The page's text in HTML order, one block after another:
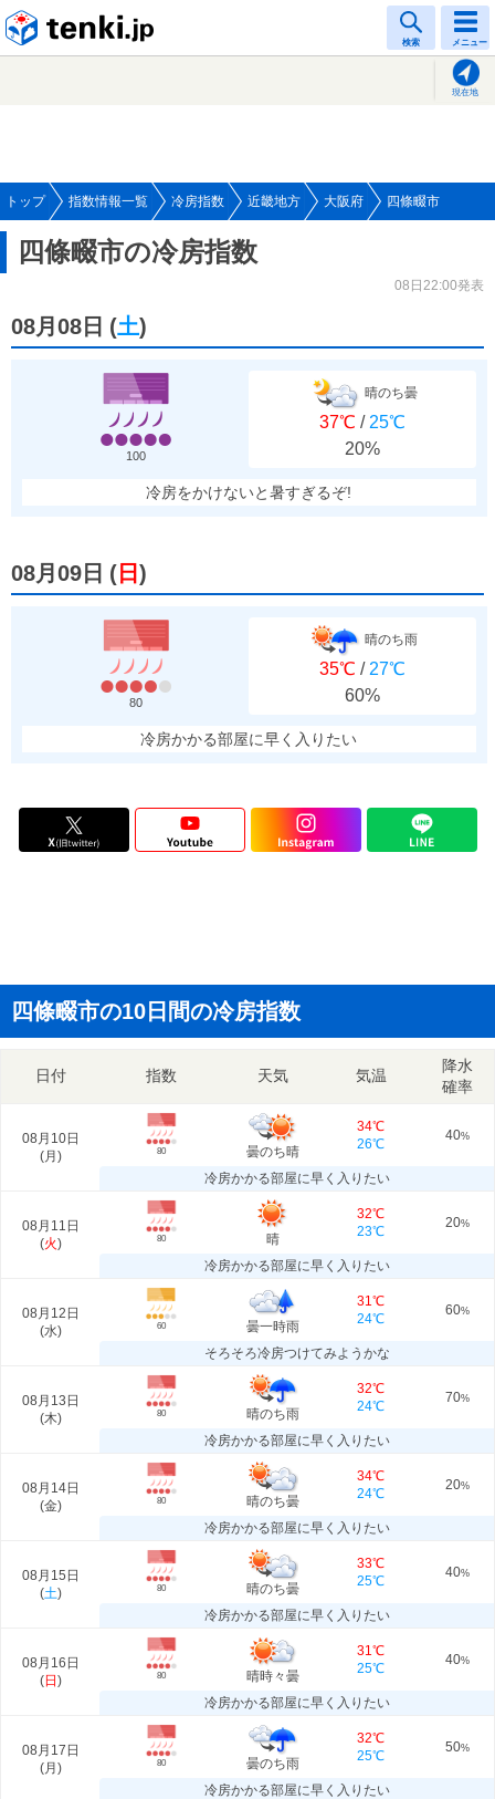
検索 メニュー
現在地
トップ 指数情報一覧 冷房指数 近畿地方 大阪府 四條畷市
四條畷市の冷房指数
08日22:00発表
08月08日 (土)
100
晴のち曇
37℃ / 25℃
20%
冷房をかけないと暑すぎるぞ!
08月09日 ( 日 )
80
晴のち雨
35℃ / 27℃
60%
冷房かかる部屋に早く入りたい
四條畷市の10日間の冷房指数
日付 指数 天気 気温
降水
確率
08月10日
(月 ) 80 曇のち晴
34℃
26℃
40%
冷房かかる部屋に早く入りたい
08月11日
(火) 80 晴
32℃
23℃
20%
冷房かかる部屋に早く入りたい
08月12日
(水) 60 曇一時雨
31℃
24℃
60%
そろそろ冷房つけてみようかな
08月13日
(木) 80 晴のち雨
32℃
24℃
70%
冷房かかる部屋に早く入りたい
08月14日
(金) 80 晴のち曇
34℃
24℃
20%
冷房かかる部屋に早く入りたい
08月15日
(土) 80 晴のち曇
33℃
25℃
40%
冷房かかる部屋に早く入りたい
08月16日
(日 ) 80 晴時々曇
31℃
25℃
40%
冷房かかる部屋に早く入りたい
08月17日
(月 ) 80 曇のち雨
32℃
25℃
50%
冷房かかる部屋に早く入りたい